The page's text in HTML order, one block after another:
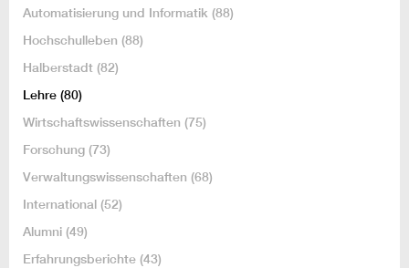
Automatisierung und Informatik (88)
Hochschulleben (88)
Halberstadt (82)
Lehre (80)
Wirtschaftswissenschaften (75)
Forschung (73)
Verwaltungswissenschaften (68)
International (52)
Alumni (49)
Erfahrungsberichte (43)